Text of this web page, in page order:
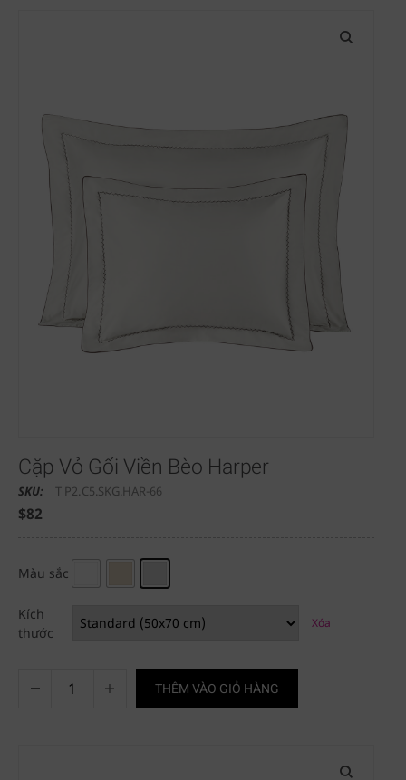
Cặp Vỏ Gối Viền Bèo Harper
SKU: T P2.C5.SKG.HAR-66
$82
Màu sắc
Kích
thước
Xóa
THÊM VÀO GIỎ HÀNG